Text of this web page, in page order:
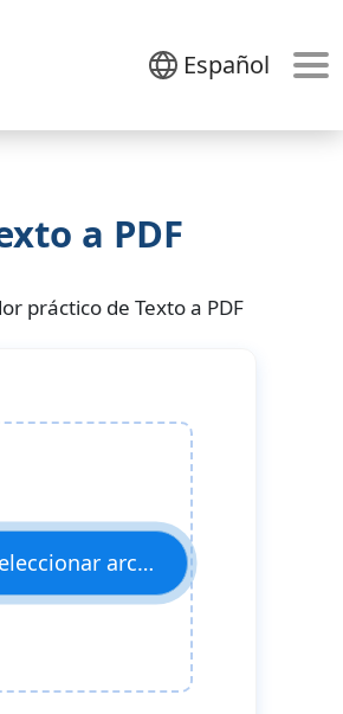
Español
a PDF
práctico de Texto a PDF
Seleccionar archivos